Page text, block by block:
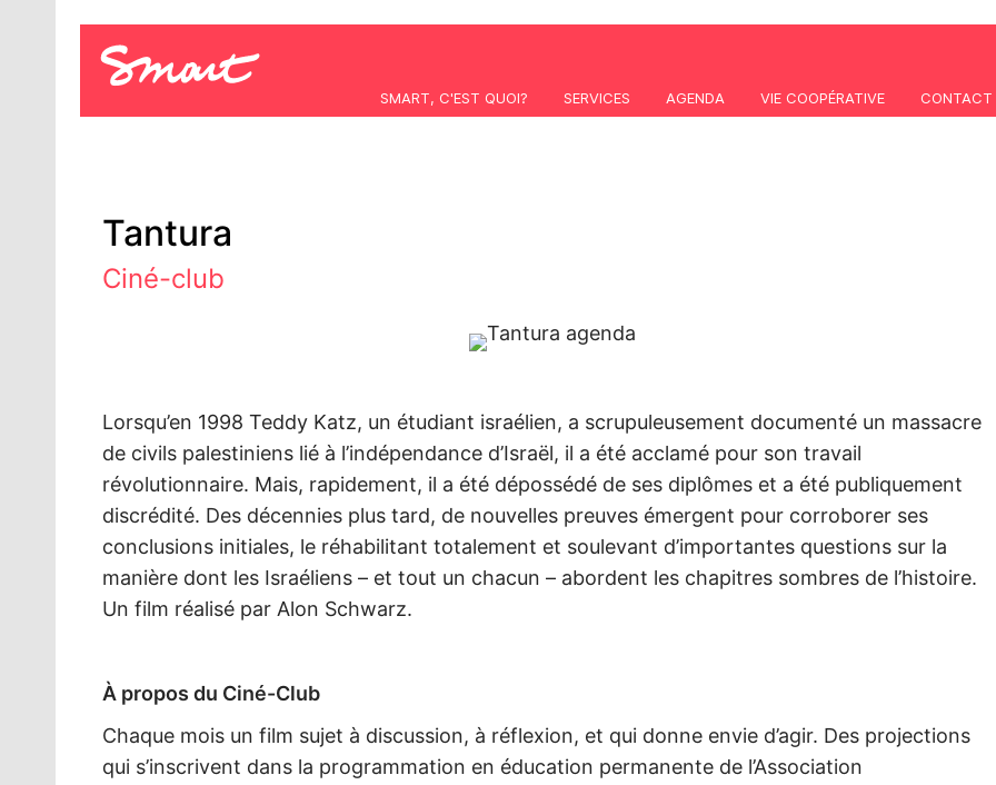
SMART, C'EST QUOI? SERVICES AGENDA VIE COOPÉRATIVE CONTACT
Tantura
Ciné-club
Lorsqu’en 1998 Teddy Katz, un étudiant israélien, a scrupuleusement documenté un massacre
de civils palestiniens lié à l’indépendance d’Israël, il a été acclamé pour son travail
révolutionnaire. Mais, rapidement, il a été dépossédé de ses diplômes et a été publiquement
discrédité. Des décennies plus tard, de nouvelles preuves émergent pour corroborer ses
conclusions initiales, le réhabilitant totalement et soulevant d’importantes questions sur la
manière dont les Israéliens – et tout un chacun – abordent les chapitres sombres de l’histoire.
Un film réalisé par Alon Schwarz.
À propos du Ciné-Club
Chaque mois un film sujet à discussion, à réflexion, et qui donne envie d’agir. Des projections
qui s’inscrivent dans la programmation en éducation permanente de l’Association